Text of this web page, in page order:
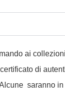
ai
di
saranno